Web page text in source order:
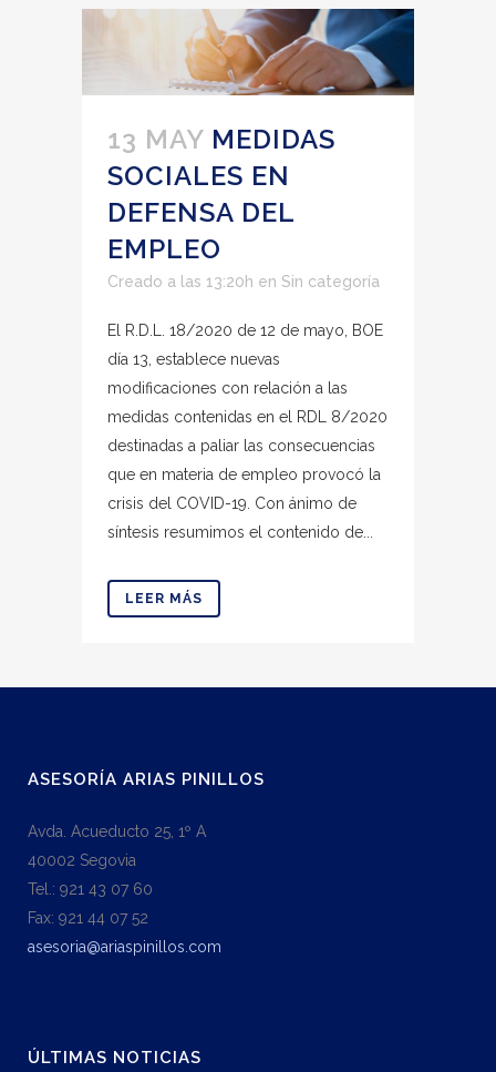
13 MAY MEDIDAS
SOCIALES EN
DEFENSA DEL
EMPLEO
Creado a las 13:20h en Sin categoría
El R.D.L. 18/2020 de 12 de mayo, BOE
día 13, establece nuevas
modificaciones con relación a las
medidas contenidas en el RDL 8/2020
destinadas a paliar las consecuencias
que en materia de empleo provocó la
crisis del COVID-19. Con ánimo de
síntesis resumimos el contenido de...
LEER MÁS
ASESORÍA ARIAS PINILLOS
Avda. Acueducto 25, 1º A
40002 Segovia
Tel.: 921 43 07 60
Fax: 921 44 07 52
asesoria@ariaspinillos.com
ÚLTIMAS NOTICIAS